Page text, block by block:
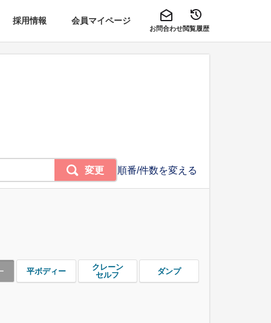
採用情報 会員マイページ
お問合わせ閲覧履歴
順番/件数を変える
変更
平ボディー
クレーン
セルフ
ダンプ